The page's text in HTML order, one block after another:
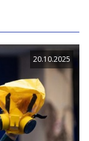
20.10.2025